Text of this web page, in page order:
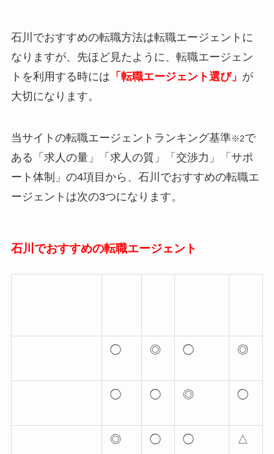
石川でおすすめの転職方法は転職エージェントに
なりますが、先ほど見たように、転職エージェン
トを利用する時には 「転職エージェント選び」 が
大切になります。
当サイトの転職エージェントランキング基準※2で
ある「求人の量」「求人の質」「交渉力」「サポ
ート体制」の4項目から、石川でおすすめの転職エ
ージェントは次の3つになります。
石川でおすすめの転職エージェント
◯ ◎ ◯ ◎
◯ ◯ ◎ ◯
◎ ◯ ◯ △